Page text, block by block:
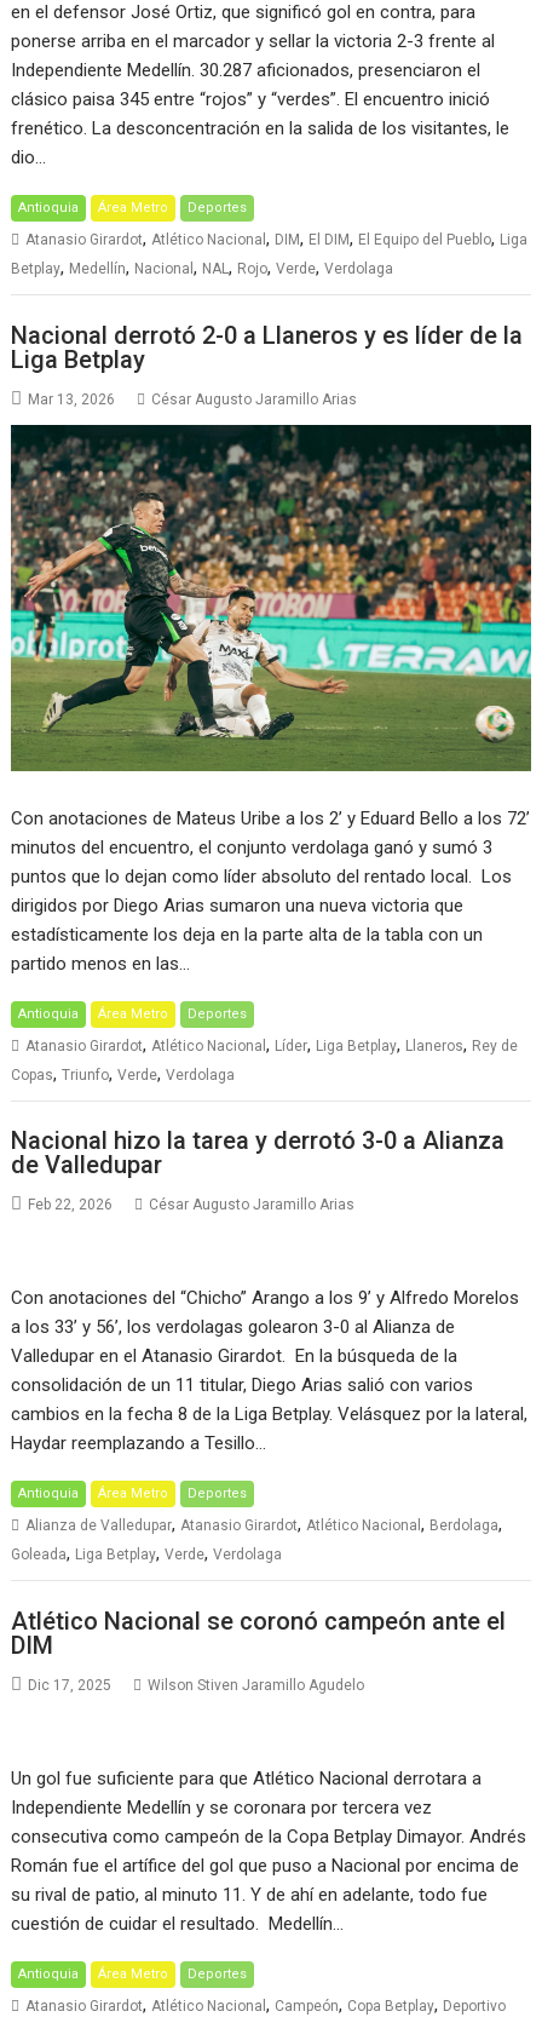
en el defensor José Ortiz, que significó gol en contra, para
ponerse arriba en el marcador y sellar la victoria 2-3 frente al
Independiente Medellín. 30.287 aficionados, presenciaron el
clásico paisa 345 entre “rojos” y “verdes”. El encuentro inició
frenético. La desconcentración en la salida de los visitantes, le
dio…
Antioquia Área Metro Deportes
Atanasio Girardot,Atlético Nacional, DIM, El DIM, El Equipo del Pueblo, Liga
Betplay, Medellín, Nacional, NAL, Rojo,Verde,Verdolaga
Nacional derrotó 2-0 a Llaneros y es líder de la
Liga Betplay
Mar 13, 2026 César Augusto Jaramillo Arias
Con anotaciones de Mateus Uribe a los 2’ y Eduard Bello a los 72’
minutos del encuentro, el conjunto verdolaga ganó y sumó 3
puntos que lo dejan como líder absoluto del rentado local. Los
dirigidos por Diego Arias sumaron una nueva victoria que
estadísticamente los deja en la parte alta de la tabla con un
partido menos en las…
Antioquia Área Metro Deportes
Atanasio Girardot,Atlético Nacional, Líder, Liga Betplay, Llaneros, Rey de
Copas,Triunfo,Verde,Verdolaga
Nacional hizo la tarea y derrotó 3-0 a Alianza
de Valledupar
Feb 22, 2026 César Augusto Jaramillo Arias
Con anotaciones del “Chicho” Arango a los 9’ y Alfredo Morelos
a los 33’ y 56’, los verdolagas golearon 3-0 al Alianza de
Valledupar en el Atanasio Girardot. En la búsqueda de la
consolidación de un 11 titular, Diego Arias salió con varios
cambios en la fecha 8 de la Liga Betplay. Velásquez por la lateral,
Haydar reemplazando a Tesillo…
Antioquia Área Metro Deportes
Alianza de Valledupar,Atanasio Girardot,Atlético Nacional, Berdolaga,
Goleada, Liga Betplay,Verde,Verdolaga
Atlético Nacional se coronó campeón ante el
DIM
Dic 17, 2025 Wilson Stiven Jaramillo Agudelo
Un gol fue suficiente para que Atlético Nacional derrotara a
Independiente Medellín y se coronara por tercera vez
consecutiva como campeón de la Copa Betplay Dimayor. Andrés
Román fue el artífice del gol que puso a Nacional por encima de
su rival de patio, al minuto 11. Y de ahí en adelante, todo fue
cuestión de cuidar el resultado. Medellín…
Antioquia Área Metro Deportes
Atanasio Girardot,Atlético Nacional, Campeón, Copa Betplay, Deportivo